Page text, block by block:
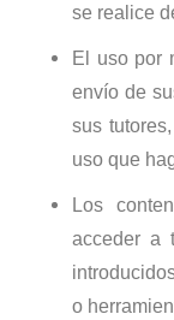
se realice
El uso por
envío de
sus
uso que
Los
acceder a
o